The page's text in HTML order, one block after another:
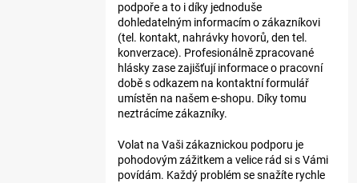
podpoře a to i díky jednoduše
dohledatelným informacím o zákazníkovi
(tel. kontakt, nahrávky hovorů, den tel.
konverzace). Profesionálně zpracované
hlásky zase zajišťují informace o pracovní
době s odkazem na kontaktní formulář
umístěn na našem e-shopu. Díky tomu
neztrácíme zákazníky.
Volat na Vaši zákaznickou podporu je
pohodovým zážitkem a velice rád si s Vámi
povídám. Každý problém se snažíte rychle